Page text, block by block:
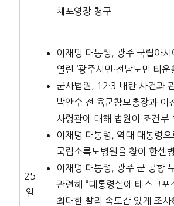
체포영장 청구
25
일
이재명 대통령, 광주 국립아시
열린 ‘광주시민·전남도민 타운
군사법원, 12·3 내란 사건과
박안수 전 육군참모총장과 이
사령관에 대해 법원이 조건부
이재명 대통령, 역대 대통령
국립소록도병원을 찾아 한센
이재명 대통령, 광주 군 공항
관련해 “대통령실에 태스크포
최대한 빨리 속도감 있게 조사